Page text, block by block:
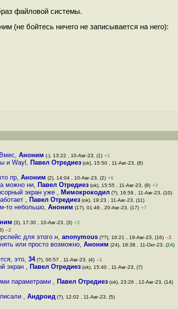
файловой системы.
(не бойтесь ничего не записывается на него):
, Аноним (-), 13:22 , 10-Авг-23, (1) +1
и Wayl , Павел Отредиез (ok), 15:50 , 11-Авг-23, (8)
пр, Аноним (2), 14:04 , 10-Авг-23, (2) +6
можно ни, Павел Отредиез (ok), 15:55 , 11-Авг-23, (9) +2
экран уже , Мимокрокодил (?), 16:59 , 11-Авг-23, (10)
, Павел Отредиез (ok), 19:23 , 11-Авг-23, (11)
то небольшо, Аноним (17), 01:46 , 20-Авг-23, (17) +7
(3), 17:30 , 10-Авг-23, (3) +2
–2
для этого н, anonymous (??), 16:21 , 19-Авг-23, (16) –2
или просто возможно, Аноним (24), 18:38 , 11-Окт-23, (24)
это, 34(?), 00:57 , 11-Авг-23, (4) –1
экран , Павел Отредиез (ok), 15:40 , 11-Авг-23, (7)
параметрами , Павел Отредиез (ok), 23:26 , 12-Авг-23, (14)
, Андроид (?), 12:02 , 11-Авг-23, (5)